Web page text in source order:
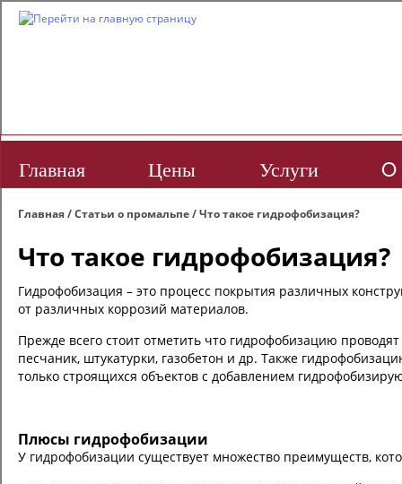
Главная Цены Услуги O
Главная/Статьи о промальпе/Что такое гидрофобизация?
Что такое гидрофобизация?
Гидрофобизация – это процесс покрытия различных
от различных коррозий материалов.
Прежде всего стоит отметить что гидрофобизацию
песчаник, штукатурки, газобетон и др. Также
только строящихся объектов с добавлением
Плюсы гидрофобизации
У гидрофобизации существует множество преимуществ,